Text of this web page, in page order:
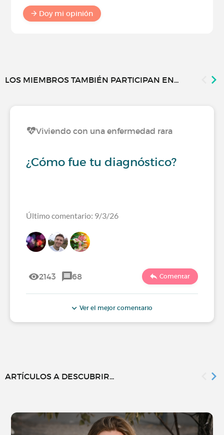
Doy mi opinión
LOS MIEMBROS TAMBIÉN PARTICIPAN EN...
Viviendo con una enfermedad rara
¿Cómo fue tu diagnóstico?
Último comentario: 9/3/26
2143 68 Comentar
Ver el mejor comentario
ARTÍCULOS A DESCUBRIR...